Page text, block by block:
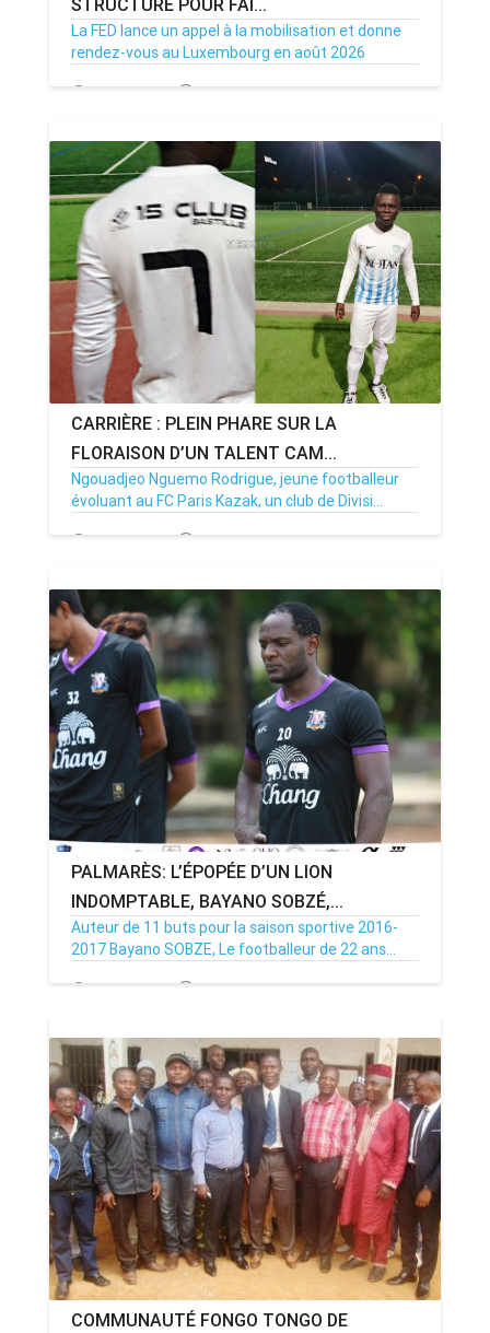
La FED lance un appel à la mobilisation et donne
rendez-vous au Luxembourg en août 2026
02/07/26 Par MenouActu 0
CARRIÈRE : PLEIN PHARE SUR LA
FLORAISON D’UN TALENT CAM...
Ngouadjeo Nguemo Rodrigue, jeune footballeur
évoluant au FC Paris Kazak, un club de Divisi...
20/10/17 Par MenouActu 0
PALMARÈS: L’ÉPOPÉE D’UN LION
INDOMPTABLE, BAYANO SOBZÉ,...
Auteur de 11 buts pour la saison sportive 2016-
2017 Bayano SOBZE, Le footballeur de 22 ans...
19/10/17 Par MenouActu 0
COMMUNAUTÉ FONGO TONGO DE